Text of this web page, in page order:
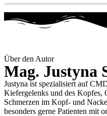
Über den Autor
Mag. Justyna
Justyna ist spezialisiert auf
Kiefergelenks und des Kopfes,
Schmerzen im Kopf- und
besonders gerne Patienten mit